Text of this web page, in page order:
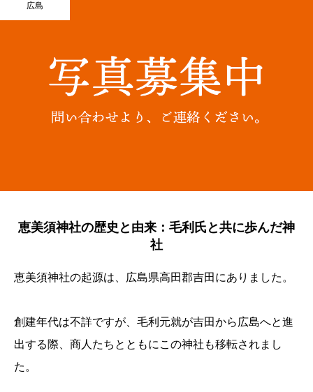
広島
恵美須神社の歴史と由来：毛利氏と共に歩んだ神
社
恵美須神社の起源は、広島県高田郡吉田にありました。
創建年代は不詳ですが、毛利元就が吉田から広島へと進
出する際、商人たちとともにこの神社も移転されまし
た。